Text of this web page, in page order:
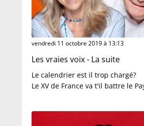
vendredi 11 octobre 2019 à 13:13
Les vraies voix - La suite
Le calendrier est il trop chargé?
Le XV de France va t'il battre le